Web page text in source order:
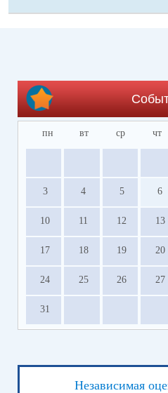
пн вт ср чт
3 4 5 6
10 11 12 13
17 18 19 20
24 25 26 27
31
Независимая